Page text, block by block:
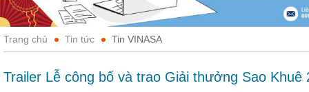
Trang chủ Tin tức Tin VINASA
Trailer Lễ công bố và trao Giải thưởng Sao Khuê